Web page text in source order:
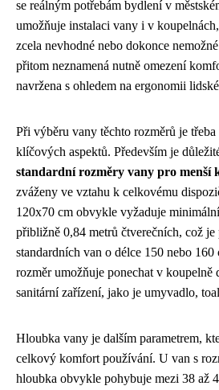
se reálným potřebám bydlení v
umožňuje instalaci vany i v
zcela nevhodné nebo dokonce
přitom neznamená nutně omezení
navržena s ohledem na ergonomii
Při výběru vany těchto rozměrů je
klíčových aspektů. Především je
standardní rozměry vany pro menší
zváženy ve vztahu k celkovému
120x70 cm obvykle vyžaduje
přibližně 0,84 metrů čtverečních, což je
standardních van o délce 150 nebo
rozměr umožňuje ponechat v koupelně
sanitární zařízení, jako je umyvadlo,
Hloubka vany je dalším parametrem,
celkový komfort používání. U van s
hloubka obvykle pohybuje mezi 38 až